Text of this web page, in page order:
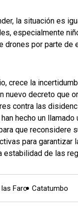
la situación es
especialmente
drones por parte de
crece la
nuevo decreto que
contra las
hecho un llamado
que reconsidere
para garantizar
estabilidad de las
Farc Catatumbo